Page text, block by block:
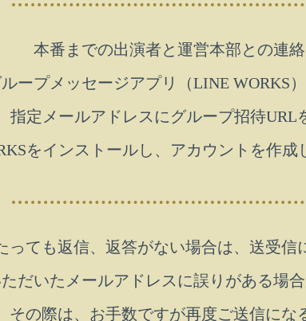
本番までの出演者と運営本部との連
ープメッセージアプリ（LINE WORKS
指定メールアドレスにグループ招待URL
をインストールし、アカウントを作成
っても返信、返答がない場合は、送受信
だいたメールアドレスに誤りがある場合
その際は、お手数ですが再度ご送信にな